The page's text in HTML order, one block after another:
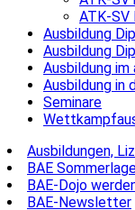
ATK-SV
Ausbildung
Ausbildung
Ausbildung
Ausbildung in
Seminare
Ausbildungen,
BAE
BAE-Dojo
BAE-Newsletter